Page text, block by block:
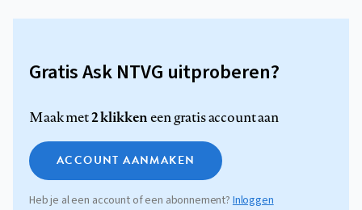
Gratis Ask NTVG uitproberen?
Maak met2 klikkeneen gratis account aan
ACCOUNT AANMAKEN
Heb je al een account of een abonnement?Inloggen